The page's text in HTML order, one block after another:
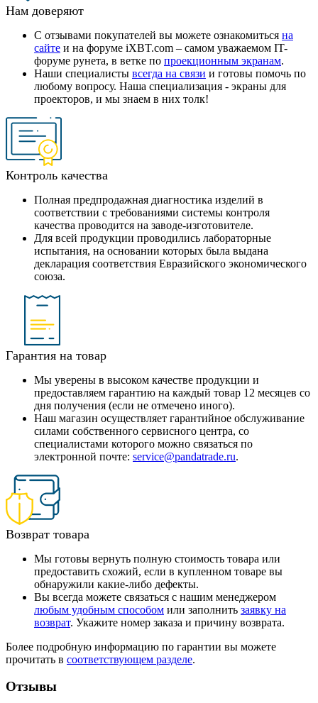
Нам доверяют
С отзывами покупателей вы можете ознакомиться на
сайте и на форуме iXBT.com – самом уважаемом IT-
форуме рунета, в ветке по проекционным экранам.
Наши специалисты всегда на связи и готовы помочь по
любому вопросу. Наша специализация - экраны для
проекторов, и мы знаем в них толк!
Контроль качества
Полная предпродажная диагностика изделий в
соответствии с требованиями системы контроля
качества проводится на заводе-изготовителе.
Для всей продукции проводились лабораторные
испытания, на основании которых была выдана
декларация соответствия Евразийского экономического
союза.
Гарантия на товар
Мы уверены в высоком качестве продукции и
предоставляем гарантию на каждый товар 12 месяцев со
дня получения (если не отмечено иного).
Наш магазин осуществляет гарантийное обслуживание
силами собственного сервисного центра, со
специалистами которого можно связаться по
электронной почте: service@pandatrade.ru.
Возврат товара
Мы готовы вернуть полную стоимость товара или
предоставить схожий, если в купленном товаре вы
обнаружили какие-либо дефекты.
Вы всегда можете связаться с нашим менеджером
любым удобным способом или заполнить заявку на
возврат. Укажите номер заказа и причину возврата.
Более подробную информацию по гарантии вы можете
прочитать в соответствующем разделе.
Отзывы